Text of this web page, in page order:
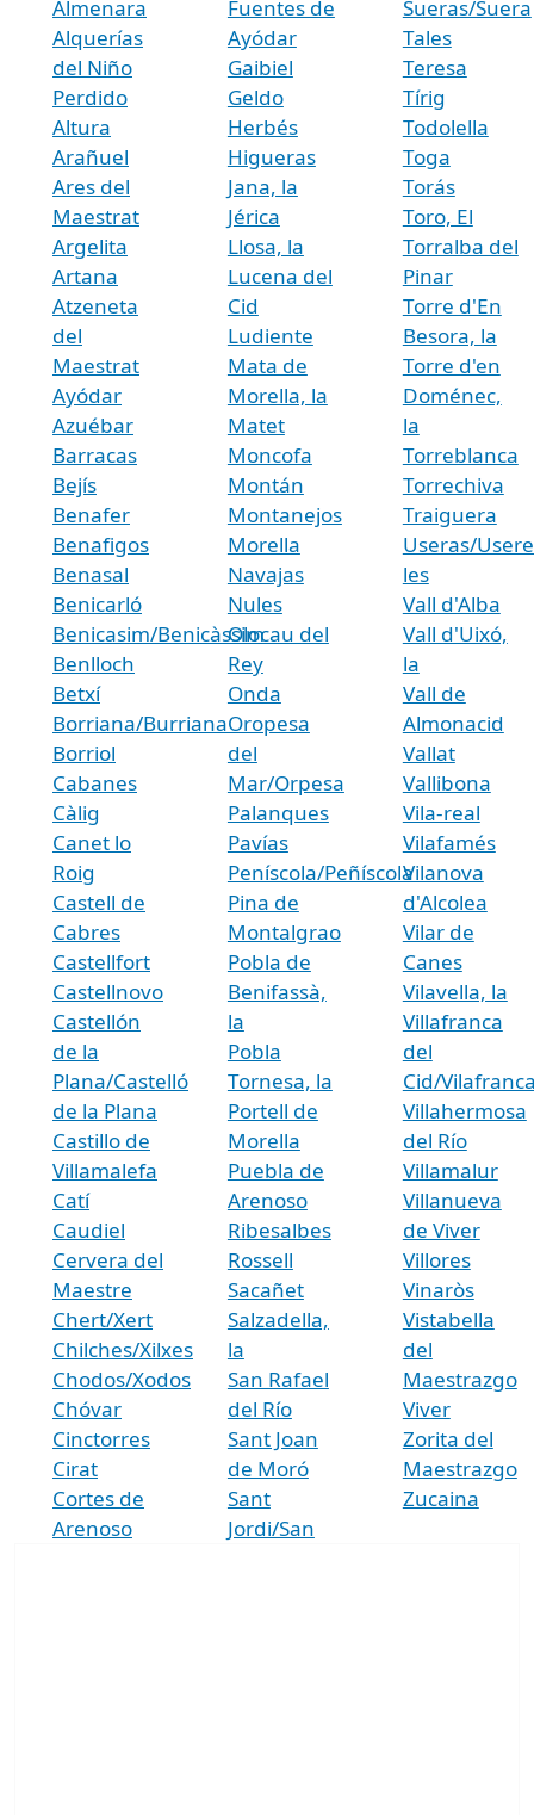
Almenara
Alquerías
del Niño
Perdido
Altura
Arañuel
Ares del
Maestrat
Argelita
Artana
Atzeneta
del
Maestrat
Ayódar
Azuébar
Barracas
Bejís
Benafer
Benafigos
Benasal
Benicarló
Benicasim/Benicàssim
Benlloch
Betxí
Borriana/Burriana
Borriol
Cabanes
Càlig
Canet lo
Roig
Castell de
Cabres
Castellfort
Castellnovo
Castellón
de la
Plana/Castelló
de la Plana
Castillo de
Villamalefa
Catí
Caudiel
Cervera del
Maestre
Chert/Xert
Chilches/Xilxes
Chodos/Xodos
Chóvar
Cinctorres
Cirat
Cortes de
Arenoso
Fuentes de
Ayódar
Gaibiel
Geldo
Herbés
Higueras
Jana, la
Jérica
Llosa, la
Lucena del
Cid
Ludiente
Mata de
Morella, la
Matet
Moncofa
Montán
Montanejos
Morella
Navajas
Nules
Olocau del
Rey
Onda
Oropesa
del
Mar/Orpesa
Palanques
Pavías
Peníscola/Peñíscola
Pina de
Montalgrao
Pobla de
Benifassà,
la
Pobla
Tornesa, la
Portell de
Morella
Puebla de
Arenoso
Ribesalbes
Rossell
Sacañet
Salzadella,
la
San Rafael
del Río
Sant Joan
de Moró
Sant
Jordi/San
Sueras/Suera
Tales
Teresa
Tírig
Todolella
Toga
Torás
Toro, El
Torralba del
Pinar
Torre d'En
Besora, la
Torre d'en
Doménec,
la
Torreblanca
Torrechiva
Traiguera
Useras/
les
Vall d'Alba
Vall d'Uixó,
la
Vall de
Almonacid
Vallat
Vallibona
Vila-real
Vilafamés
Vilanova
d'Alcolea
Vilar de
Canes
Vilavella, la
Villafranca
del
Cid/
Villahermosa
del Río
Villamalur
Villanueva
de Viver
Villores
Vinaròs
Vistabella
del
Maestrazgo
Viver
Zorita del
Maestrazgo
Zucaina